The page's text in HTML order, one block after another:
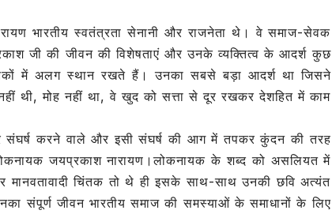
भारतीय स्वतंत्रता सेनानी और राजनेता थे। वे समाज-सेवक
जी की जीवन की विशेषताएं और उनके व्यक्तित्व के आदर्श कुछ
में अलग स्थान रखते हैं। उनका सबसे बड़ा आदर्श था जिसने
थी, मोह नहीं था, वे खुद को सत्ता से दूर रखकर देशहित में काम
संघर्ष करने वाले और इसी संघर्ष की आग में तपकर कुंदन की तरह
जयप्रकाश नारायण।लोकनायक के शब्द को असलियत में
मानवतावादी चिंतक तो थे ही इसके साथ-साथ उनकी छवि अत्यंत
संपूर्ण जीवन भारतीय समाज की समस्याओं के समाधानों के लिए